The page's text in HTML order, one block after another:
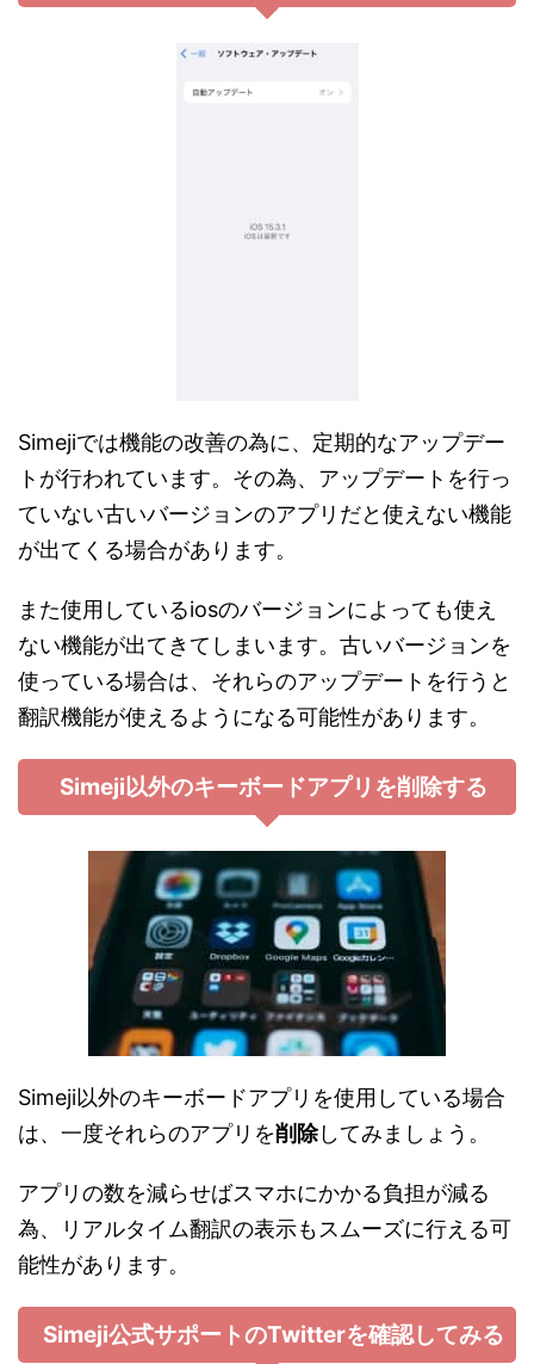
Simejiでは機能の改善の為に、定期的なアップデー
トが行われています。その為、アップデートを行っ
ていない古いバージョンのアプリだと使えない機能
が出てくる場合があります。
また使用しているiosのバージョンによっても使え
ない機能が出てきてしまいます。古いバージョンを
使っている場合は、それらのアップデートを行うと
翻訳機能が使えるようになる可能性があります。
Simeji以外のキーボードアプリを削除する
Simeji以外のキーボードアプリを使用している場合
は、一度それらのアプリを削除してみましょう。
アプリの数を減らせばスマホにかかる負担が減る
為、リアルタイム翻訳の表示もスムーズに行える可
能性があります。
Simeji公式サポートのTwitterを確認してみる